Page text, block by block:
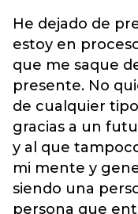
He dejado de
estoy en
que me saque
presente. No
de cualquier
gracias a un
y al que
mi mente y
siendo una
persona que